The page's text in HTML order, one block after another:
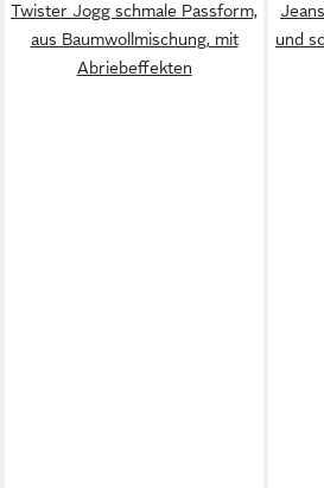
Twister Jogg schmale Passform,
aus Baumwollmischung, mit
Abriebeffekten
und